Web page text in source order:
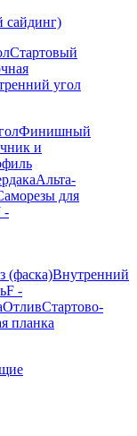
сайдинг)
Стартовый
угол
Финишный
и
Альта-
для
-
(фаска)Внутренний
F -
ОтливСтартово-
планка